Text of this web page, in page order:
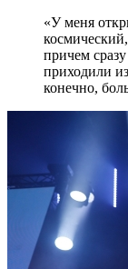
«У меня
причем
приходили
конечно,